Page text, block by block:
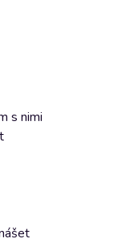
s nimi